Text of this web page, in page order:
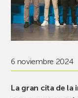
6 noviembre 2024
La gran cita de la